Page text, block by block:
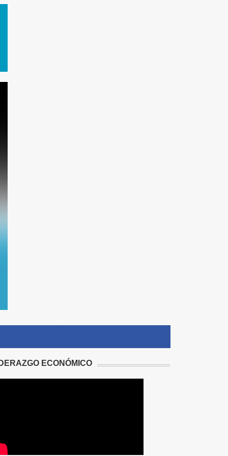
ECONÓMICO